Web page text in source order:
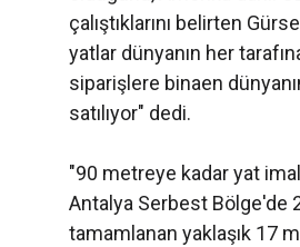
çalıştıklarını belirten
yatlar dünyanın her
siparişlere binaen
satılıyor" dedi.
"90 metreye kadar yat
Antalya Serbest Bölge'de
tamamlanan yaklaşık 17